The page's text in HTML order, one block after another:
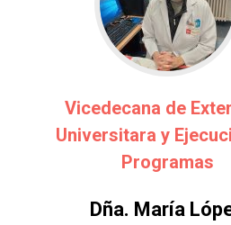
Vicedecana de
Universitara y
Programas
Dña. María